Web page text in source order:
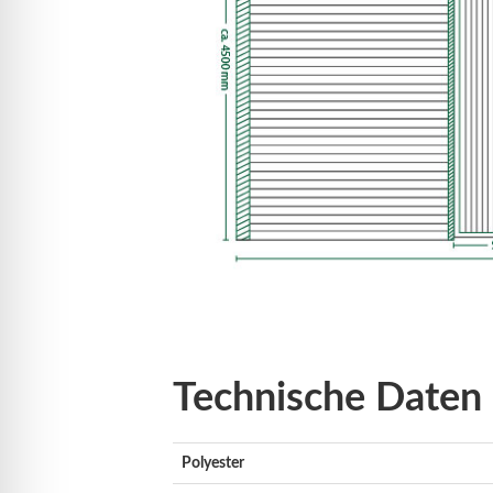
Technische Daten
Polyester